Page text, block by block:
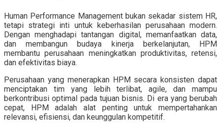
Human Performance Management bukan sekadar sistem HR,
tetapi strategi inti untuk keberhasilan perusahaan modern.
Dengan menghadapi tantangan digital, memanfaatkan data,
dan membangun budaya kinerja berkelanjutan, HPM
membantu perusahaan meningkatkan produktivitas, retensi,
dan efektivitas biaya.
Perusahaan yang menerapkan HPM secara konsisten dapat
menciptakan tim yang lebih terlibat, agile, dan mampu
berkontribusi optimal pada tujuan bisnis. Di era yang berubah
cepat, HPM adalah alat penting untuk mempertahankan
relevansi, efisiensi, dan keunggulan kompetitif.